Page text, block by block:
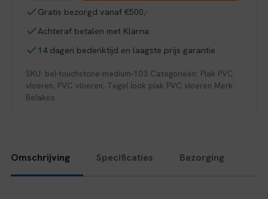
Medium
aantal
Gratis bezorgd vanaf €500,-
Achteraf betalen met Klarna
14 dagen bedenktijd en laagste prijs garantie
SKU: bel-touchstone-medium-103 Categorieën: Plak PVC
vloeren, PVC vloeren, Tegel look plak PVC vloeren Merk:
Belakos
Omschrijving Specificaties Bezorging